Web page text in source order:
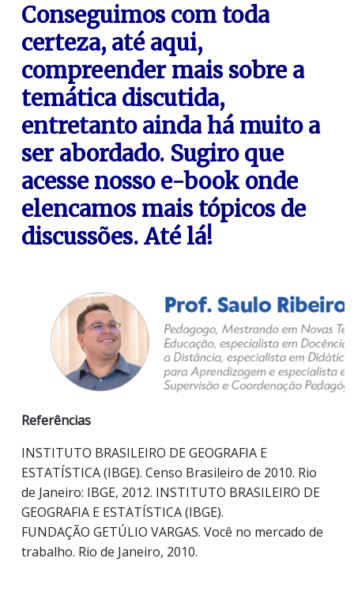
Conseguimos com toda
certeza, até aqui,
compreender mais sobre a
temática discutida,
entretanto ainda há muito a
ser abordado. Sugiro que
acesse nosso e-book onde
elencamos mais tópicos de
discussões. Até lá!
Referências
INSTITUTO BRASILEIRO DE GEOGRAFIA E
ESTATÍSTICA (IBGE). Censo Brasileiro de 2010. Rio
de Janeiro: IBGE, 2012. INSTITUTO BRASILEIRO DE
GEOGRAFIA E ESTATÍSTICA (IBGE).
FUNDAÇÃO GETÚLIO VARGAS. Você no mercado de
trabalho. Rio de Janeiro, 2010.